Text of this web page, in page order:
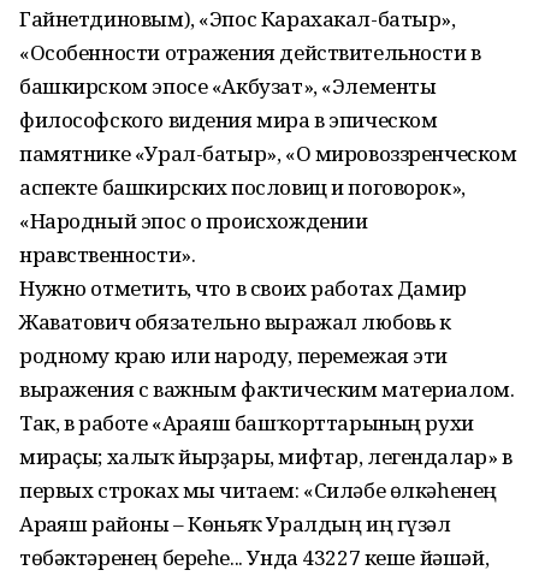
Гайнетдиновым), «Эпос Карахакал-батыр»,
«Особенности отражения действительности в
башкирском эпосе «Акбузат», «Элементы
философского видения мира в эпическом
памятнике «Урал-батыр», «О мировоззренческом
аспекте башкирских пословиц и поговорок»,
«Народный эпос о происхождении
нравственности».
Нужно отметить, что в своих работах Дамир
Жаватович обязательно выражал любовь к
родному краю или народу, перемежая эти
выражения с важным фактическим материалом.
Так, в работе «Арғаяш башҡорттарының рухи
мираҫы; халыҡ йырҙары, мифтар, легендалар» в
первых строках мы читаем: «Силәбе өлкәһенең
Арғаяш райо­ны – Көньяҡ Уралдың иң гүзәл
төбәктәренең береһе... Унда 43227 кеше йәшәй,